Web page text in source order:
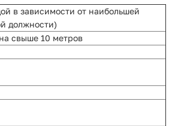
в зависимости от наибольшей
должности)
свыше 10 метров